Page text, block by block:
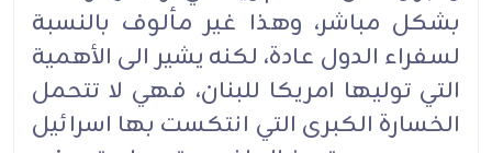
بشكل مباشر، وهذا غير مألوف بالنسبة
لسفراء الدول عادة، لكنه يشير الى الأهمية
التي توليها امريكا للبنان، فهي لا تتحمل
الخسارة الكبرى التي انتكست بها اسرائيل